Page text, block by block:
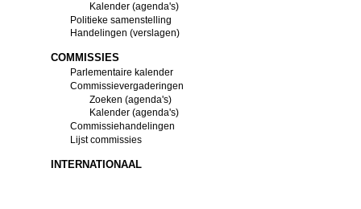
Kalender (agenda's)
Politieke samenstelling
Handelingen (verslagen)
COMMISSIES
Parlementaire kalender
Commissievergaderingen
Zoeken (agenda's)
Kalender (agenda's)
Commissiehandelingen
Lijst commissies
INTERNATIONAAL